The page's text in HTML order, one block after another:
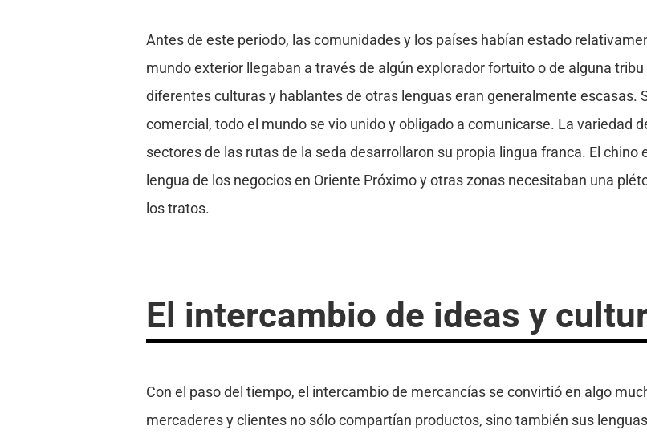
Antes de este periodo, las comunidades y los países habían estado
mundo exterior llegaban a través de algún explorador fortuito o de alguna
diferentes culturas y hablantes de otras lenguas eran generalmente escasas.
comercial, todo el mundo se vio unido y obligado a comunicarse. La variedad
sectores de las rutas de la seda desarrollaron su propia lingua franca. El chino
lengua de los negocios en Oriente Próximo y otras zonas necesitaban una
los tratos.
El intercambio de ideas y
Con el paso del tiempo, el intercambio de mercancías se convirtió en algo
mercaderes y clientes no sólo compartían productos, sino también sus